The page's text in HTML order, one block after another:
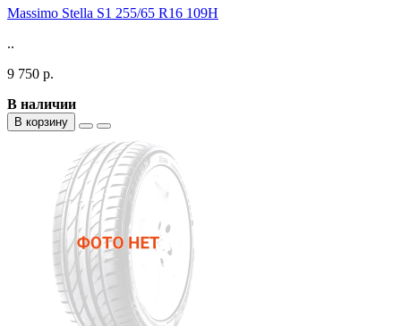
Massimo Stella S1 255/65 R16 109H
..
9 750 р.
В наличии
В корзину